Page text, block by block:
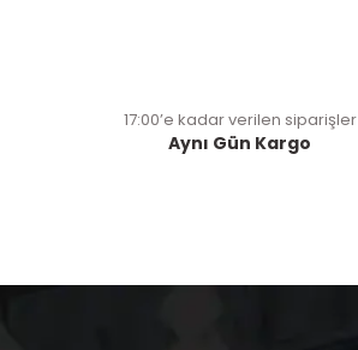
17:00’e kadar verilen siparişler
Aynı Gün Kargo